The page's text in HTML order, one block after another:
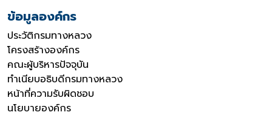
ข้อมูลองค์กร
ประวัติกรมทางหลวง
โครงสร้างองค์กร
คณะผู้บริหารปัจจุบัน
ทำเนียบอธิบดีกรมทางหลวง
หน้าที่ความรับผิดชอบ
นโยบายองค์กร